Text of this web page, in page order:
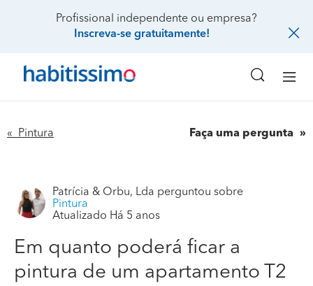
Profissional independente ou empresa?
Inscreva-se gratuitamente!
« Pintura Faça uma pergunta
Em quanto poderá ficar a pintura de um apartamento
T2
Patrícia & Orbu, Lda perguntou sobre
Pintura
Atualizado Há 5 anos
Em quanto poderá ficar a
pintura de um apartamento T2